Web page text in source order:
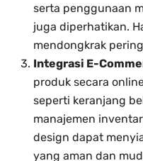
serta penggunaan
juga diperhatikan.
mendongkrak
Integrasi E-
produk secara
seperti keranjang
manajemen
design dapat
yang aman dan